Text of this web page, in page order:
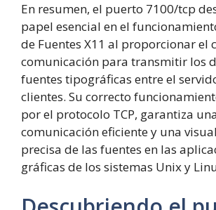
En resumen, el puerto 7100/tcp
papel esencial en el
de Fuentes X11 al proporcionar el
comunicación para transmitir los
fuentes tipográficas entre el
clientes. Su correcto
por el protocolo TCP, garantiza
comunicación eficiente y una
precisa de las fuentes en las
gráficas de los sistemas Unix y